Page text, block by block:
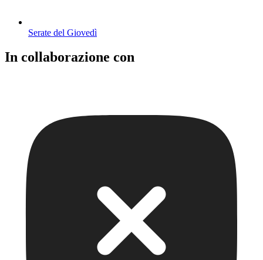
Serate del Giovedì
In collaborazione con